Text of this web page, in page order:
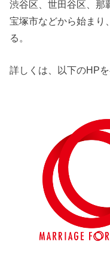
渋谷区、世田谷区、那
宝塚市などから始まり
る。
詳しくは、以下のHPを